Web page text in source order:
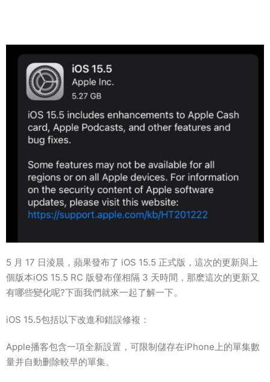
5 月 17 日淩晨，蘋果發布了 iOS 15.5 正式版，這次的更新與上
個版本iOS 15.5 RC 版發布僅相隔 3 天時間，那麽這次的更新又
有哪些變化呢?下面我們就來一起了解一下。
iOS 15.5包括以下改進和錯誤修複：
Apple播客包含一項全新設置，可限制儲存在iPhone上的單集數
量并自動删除較早的單集。